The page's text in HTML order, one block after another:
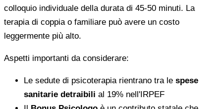
colloquio individuale della durata di 45-50 minuti. La
terapia di coppia o familiare può avere un costo
leggermente più alto.
Aspetti importanti da considerare:
Le sedute di psicoterapia rientrano tra le spese
sanitarie detraibili al 19% nell'IRPEF